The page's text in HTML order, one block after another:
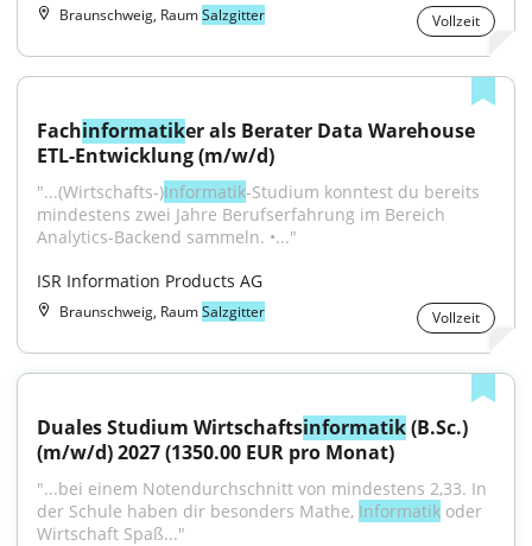
Braunschweig, RaumSalzgitter Vollzeit
Fachinformatiker als Berater Data Warehouse
ETL-Entwicklung (m/w/d)
"...(Wirtschafts-)Informatik-Studium konntest du bereits
mindestens zwei Jahre Berufserfahrung im Bereich
Analytics-Backend sammeln. •..."
ISR Information Products AG
Braunschweig, RaumSalzgitter Vollzeit
Duales Studium Wirtschaftsinformatik (B.Sc.)
(m/w/d) 2027 (1350.00 EUR pro Monat)
"...bei einem Notendurchschnitt von mindestens 2,33. In
der Schule haben dir besonders Mathe, Informatik oder
Wirtschaft Spaß..."